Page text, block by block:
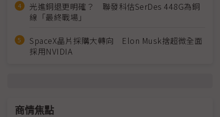
光進銅退更明確？ 聯發科估SerDes 448G為銅
線「最終戰場」
SpaceX晶片採購大轉向 Elon Musk捨超微全面
採用NVIDIA
商情焦點